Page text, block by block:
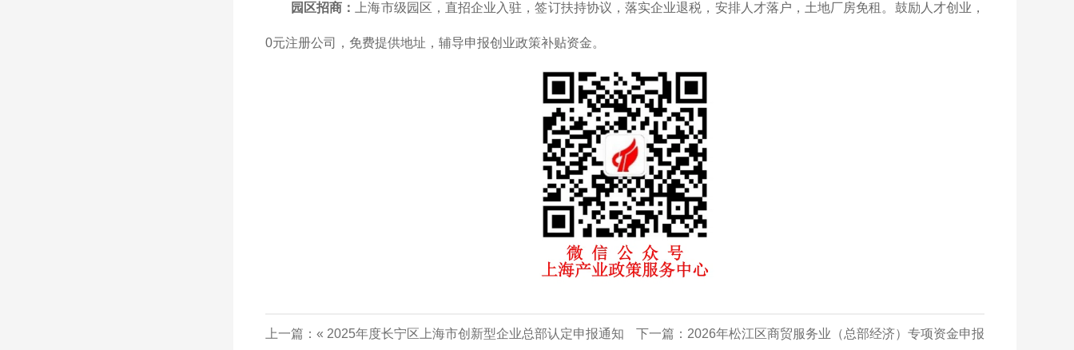
园区招商： 上海市级园区，直招企业入驻，签订扶持协议，落实企业退税，安排人才落户，土地厂房免租。鼓励人才创业，
0元注册公司，免费提供地址，辅导申报创业政策补贴资金。
上一篇：« 2025年度长宁区上海市创新型企业总部认定申报通知 下一篇： 2026年松江区商贸服务业（总部经济）专项资金申报